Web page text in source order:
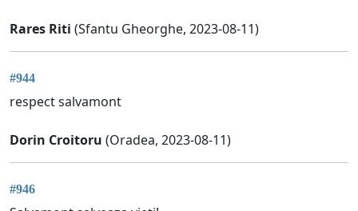
Rares Riti (Sfantu Gheorghe, 2023-08-11)
#944
respect salvamont
Dorin Croitoru (Oradea, 2023-08-11)
#946